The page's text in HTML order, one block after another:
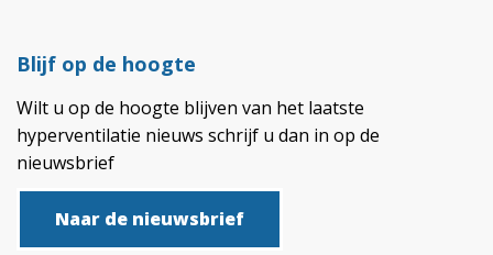
Blijf op de hoogte
Wilt u op de hoogte blijven van het laatste
hyperventilatie nieuws schrijf u dan in op de
nieuwsbrief
Naar de nieuwsbrief